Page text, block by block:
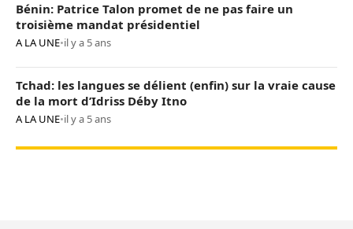
Bénin: Patrice Talon promet de ne pas faire un
troisième mandat présidentiel
A LA UNE•il y a 5 ans
Tchad: les langues se délient (enfin) sur la vraie cause
de la mort d’Idriss Déby Itno
A LA UNE•il y a 5 ans